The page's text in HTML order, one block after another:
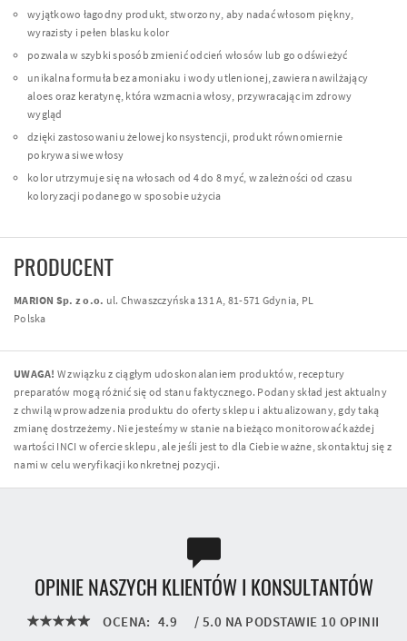
wyjątkowo łagodny produkt, stworzony, aby nadać włosom piękny,
wyrazisty i pełen blasku kolor
pozwala w szybki sposób zmienić odcień włosów lub go odświeżyć
unikalna formuła bez amoniaku i wody utlenionej, zawiera nawilżający
aloes oraz keratynę, która wzmacnia włosy, przywracając im zdrowy
wygląd
dzięki zastosowaniu żelowej konsystencji, produkt równomiernie
pokrywa siwe włosy
kolor utrzymuje się na włosach od 4 do 8 myć, w zależności od czasu
koloryzacji podanego w sposobie użycia
PRODUCENT
MARION Sp. z o.o. ul. Chwaszczyńska 131 A, 81-571 Gdynia, PL
Polska
UWAGA! W związku z ciągłym udoskonalaniem produktów, receptury
preparatów mogą różnić się od stanu faktycznego. Podany skład jest aktualny
z chwilą wprowadzenia produktu do oferty sklepu i aktualizowany, gdy taką
zmianę dostrzeżemy. Nie jesteśmy w stanie na bieżąco monitorować każdej
wartości INCI w ofercie sklepu, ale jeśli jest to dla Ciebie ważne, skontaktuj się z
nami w celu weryfikacji konkretnej pozycji.
OPINIE NASZYCH KLIENTÓW I KONSULTANTÓW
OCENA: 4.9 / 5.0 NA PODSTAWIE 10 OPINII